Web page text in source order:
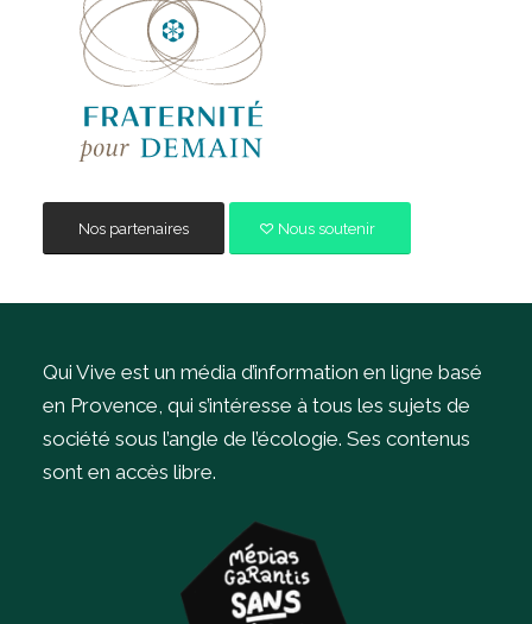
Nos partenaires Nous soutenir
Qui Vive est un média d’information en ligne basé
en Provence, qui s’intéresse à tous les sujets de
société sous l’angle de l’écologie. Ses contenus
sont en accès libre.